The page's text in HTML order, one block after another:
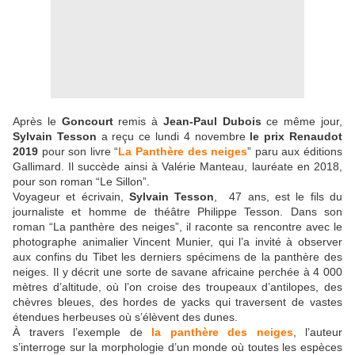
Après le Goncourtremis à Jean-Paul Dubois ce même jour,
Sylvain Tesson a reçu ce lundi 4 novembre le prix Renaudot
2019 pour son livre “La Panthère des neiges” paru aux éditions
Gallimard. Il succède ainsi à Valérie Manteau, lauréate en 2018,
pour son roman “Le Sillon”.
Voyageur et écrivain,Sylvain Tesson , 47 ans, est le fils du
journaliste et homme de théâtre Philippe Tesson. Dans son
roman “La panthère des neiges”, il raconte sa rencontre avec le
photographe animalier Vincent Munier, qui l’a invité à observer
aux confins du Tibet les derniers spécimens de la panthère des
neiges. Il y décrit une sorte de savane africaine perchée à 4 000
mètres d’altitude, où l’on croise des troupeaux d’antilopes, des
chèvres bleues, des hordes de yacks qui traversent de vastes
étendues herbeuses où s’élèvent des dunes.
À travers l’exemple de la panthère des neiges, l’auteur
s’interroge sur la morphologie d’un monde où toutes les espèces